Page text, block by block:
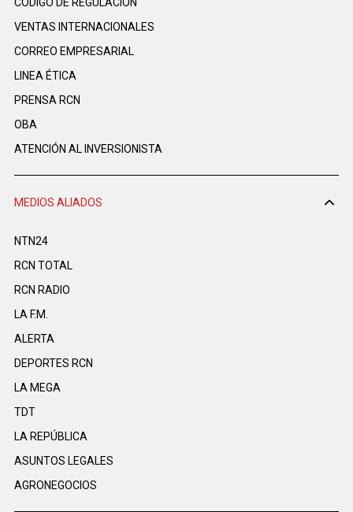
VENTAS INTERNACIONALES
CORREO EMPRESARIAL
LINEA ÉTICA
PRENSA RCN
OBA
ATENCIÓN AL INVERSIONISTA
MEDIOS ALIADOS
NTN24
RCN TOTAL
RCN RADIO
LA F.M.
ALERTA
DEPORTES RCN
LA MEGA
TDT
LA REPÚBLICA
ASUNTOS LEGALES
AGRONEGOCIOS